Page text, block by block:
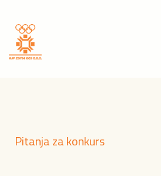
Pitanja za konkurs